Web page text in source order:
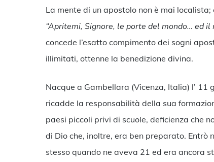
La mente di un apostolo non è mai
“Apritemi, Signore, le porte del mondo… ed
concede l’esatto compimento dei sogni
illimitati, ottenne la benedizione divina.
Nacque a Gambellara (Vicenza, Italia) l’
ricadde la responsabilità della sua
paesi piccoli privi di scuole, deficienza che
di Dio che, inoltre, era ben preparato. Entrò
stesso quando ne aveva 21 ed era ancora